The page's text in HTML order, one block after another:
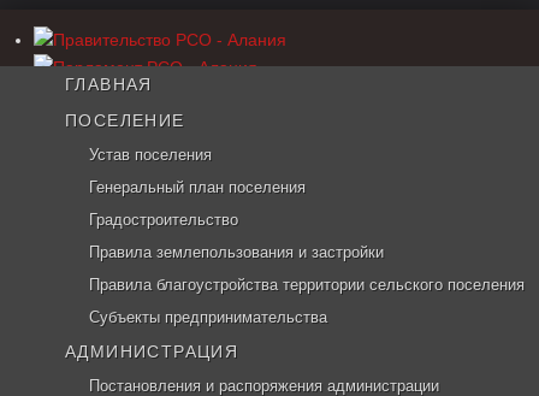
ГЛАВНАЯ
ПОСЕЛЕНИЕ
Устав поселения
Генеральный план поселения
Градостроительство
Правила землепользования и застройки
Правила благоустройства территории сельского поселения
Субъекты предпринимательства
АДМИНИСТРАЦИЯ
Постановления и распоряжения администрации